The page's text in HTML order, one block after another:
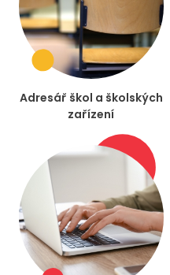
Adresář škol a školských
zařízení